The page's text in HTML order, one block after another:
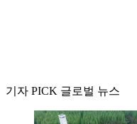
기자 PICK 글로벌 뉴스